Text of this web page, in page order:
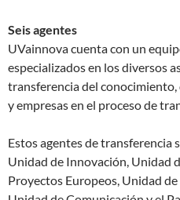
Seis agentes
UVainnova cuenta con un
especializados en los diversos
transferencia del
y empresas en el proceso de
Estos agentes de transferencia
Unidad de Innovación, Unidad
Proyectos Europeos, Unidad